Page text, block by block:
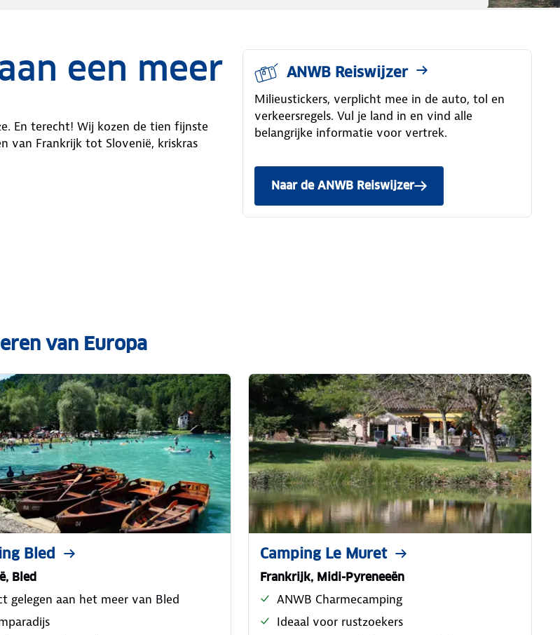
een meer
En terecht! Wij kozen de tien fijnste
van Frankrijk tot Slovenië, kriskras
ANWB Reiswijzer
Milieustickers, verplicht mee in de auto, tol en
verkeersregels. Vul je land in en vind alle
belangrijke informatie voor vertrek.
Naar de ANWB Reiswijzer
van Europa
Bled
Bled
gelegen aan het meer van Bled
Camping Le Muret
Frankrijk, Midi-Pyreneeën
ANWB Charmecamping
Ideaal voor rustzoekers